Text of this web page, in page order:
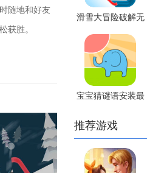
随地和好友
获胜。
滑雪大冒险破解无
限金币版
宝宝猜谜语安装最
推荐游戏